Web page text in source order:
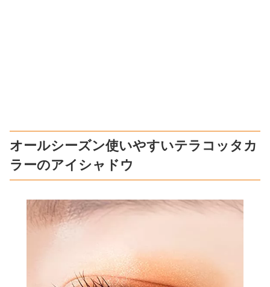
オールシーズン使いやすいテラコッタカ
ラーのアイシャドウ